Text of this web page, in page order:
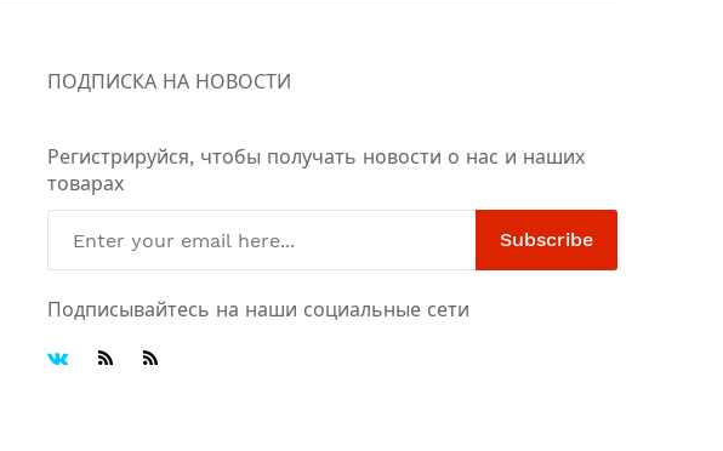
ПОДПИСКА НА НОВОСТИ
Регистрируйся, чтобы получать новости о нас и наших
товарах
Subscribe
Подписывайтесь на наши социальные сети